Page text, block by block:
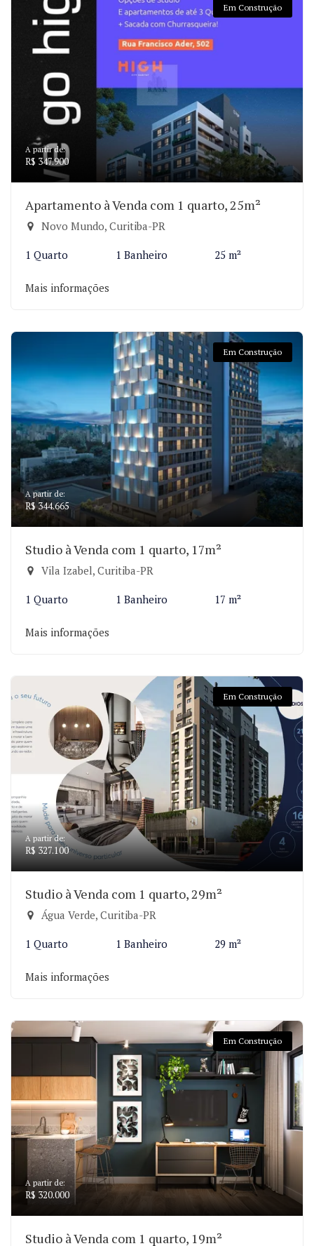
Em Construção
A partir de:
R$ 347.900
Apartamento à Venda com 1 quarto, 25m²
Novo Mundo, Curitiba-PR
1 Quarto 1 Banheiro 25 m²
Mais informações
Em Construção
A partir de:
R$ 344.665
Studio à Venda com 1 quarto, 17m²
Vila Izabel, Curitiba-PR
1 Quarto 1 Banheiro 17 m²
Mais informações
Em Construção
A partir de:
R$ 327.100
Studio à Venda com 1 quarto, 29m²
Água Verde, Curitiba-PR
1 Quarto 1 Banheiro 29 m²
Mais informações
Em Construção
A partir de:
R$ 320.000
Studio à Venda com 1 quarto, 19m²